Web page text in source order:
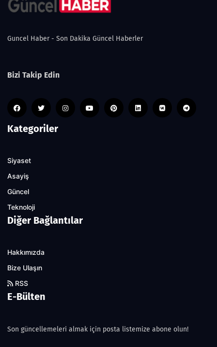
Guncel Haber - Son Dakika Güncel Haberler
Bizi Takip Edin
Kategoriler
Siyaset
Asayiş
Güncel
Teknoloji
Diğer Bağlantılar
Hakkımızda
Bize Ulaşın
RSS
E-Bülten
Son güncellemeleri almak için posta listemize abone olun!